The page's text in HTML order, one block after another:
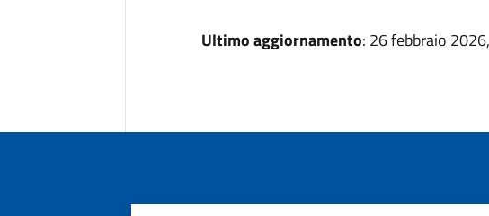
Ultimo aggiornamento: 26 febbraio